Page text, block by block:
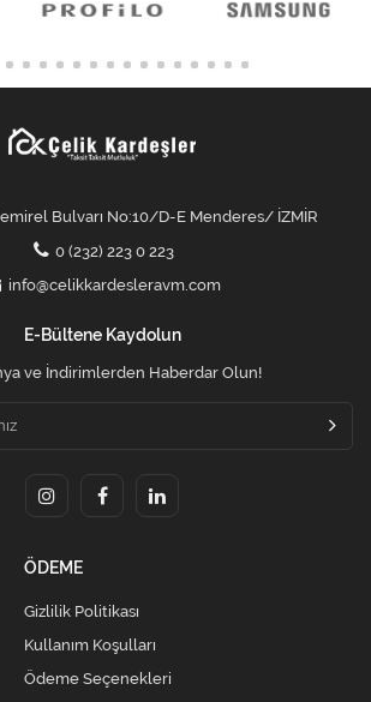
Bulvarı No:10/D-E Menderes/ İZMİR
0 (232) 223 0 223
info@celikkardesleravm.com
E-Bültene Kaydolun
ve İndirimlerden Haberdar Olun!
ÖDEME
Gizlilik Politikası
Kullanım Koşulları
Ödeme Seçenekleri